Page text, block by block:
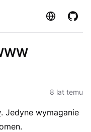
Strona
8 lat temu
. Jedyne wymaganie